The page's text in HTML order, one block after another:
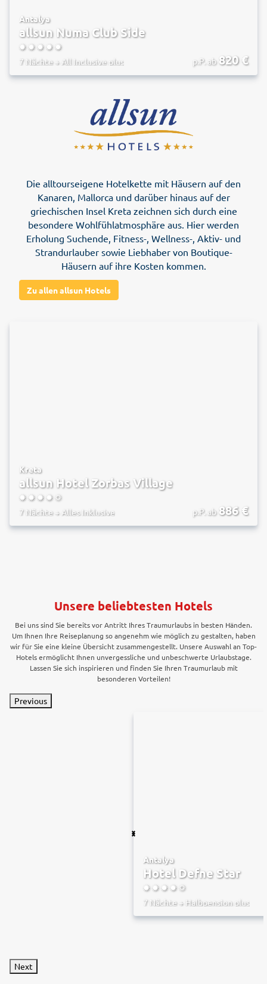
Antalya
allsun Numa Club Side
7 Nächte+ All Inclusive plus p.P. ab 820€
Die alltourseigene Hotelkette mit Häusern auf den
Kanaren, Mallorca und darüber hinaus auf der
griechischen Insel Kreta zeichnen sich durch eine
besondere Wohlfühlatmosphäre aus. Hier werden
Erholung Suchende, Fitness-, Wellness-, Aktiv- und
Strandurlauber sowie Liebhaber von Boutique-
Häusern auf ihre Kosten kommen.
Zu allen allsun Hotels
Kreta
allsun Hotel Zorbas Village
7 Nächte+ Alles Inklusive p.P. ab 886€
Unsere beliebtesten Hotels
Bei uns sind Sie bereits vor Antritt Ihres Traumurlaubs in besten Händen.
Um Ihnen Ihre Reiseplanung so angenehm wie möglich zu gestalten, haben
wir für Sie eine kleine Übersicht zusammengestellt. Unsere Auswahl an Top-
Hotels ermöglicht Ihnen unvergessliche und unbeschwerte Urlaubstage.
Lassen Sie sich inspirieren und finden Sie Ihren Traumurlaub mit
besonderen Vorteilen!
Previous
Antalya
Hotel Defne Star
7 Nächte+ Halbpension plus
Next